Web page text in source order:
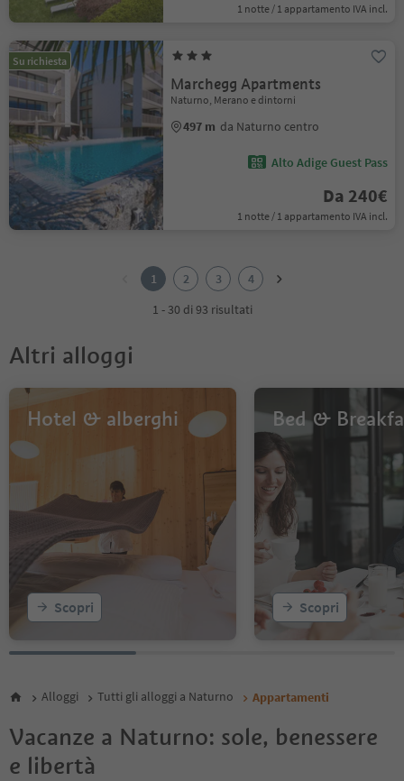
1 notte / 1 appartamento IVA incl.
Su richiesta
Marchegg Apartments
Naturno, Merano e dintorni
497 m da Naturno centro
Alto Adige Guest Pass
Da 240€
1 notte / 1 appartamento IVA incl.
1 2 3
4
1 - 30 di 93 risultati
Altri alloggi
Hotel & alberghi
Scopri
Bed &
Scopri
Alloggi Tutti gli alloggi a Naturno Appartamenti
Vacanze a Naturno: sole, benessere
e libertà